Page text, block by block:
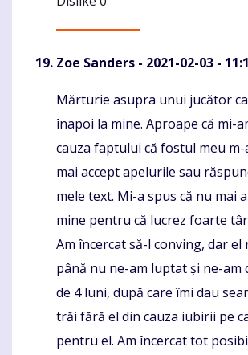
Zoe Sanders - 2021-02-03 -
Komentaras
Mărturie asupra unui jucător
înapoi la mine. Aproape că mi-
cauza faptului că fostul meu
mai accept apelurile sau
mele text. Mi-a spus că nu mai
mine pentru că lucrez foarte
Am încercat să-l conving, dar el
până nu ne-am luptat și ne-am
de 4 luni, după care îmi dau
trăi fără el din cauza iubirii pe
pentru el. Am încercat tot